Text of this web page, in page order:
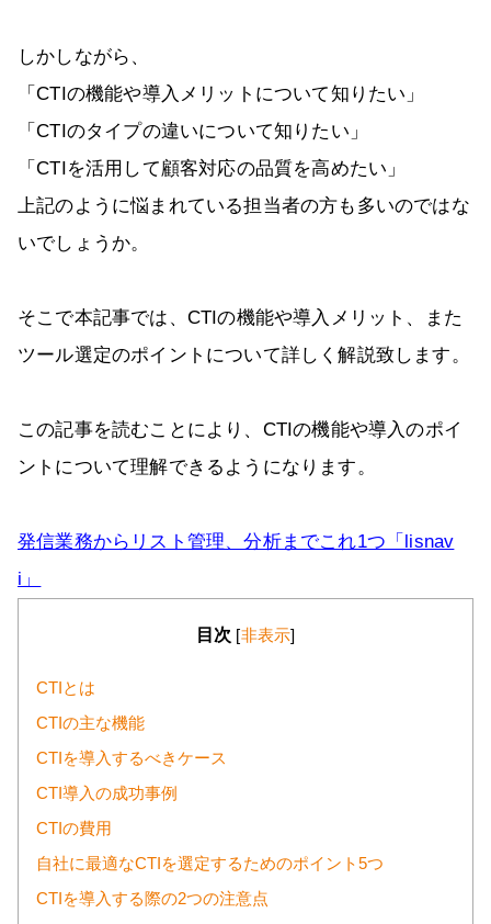
しかしながら、
「CTIの機能や導入メリットについて知りたい」
「CTIのタイプの違いについて知りたい」
「CTIを活用して顧客対応の品質を高めたい」
上記のように悩まれている担当者の方も多いのではな
いでしょうか。
そこで本記事では、CTIの機能や導入メリット、また
ツール選定のポイントについて詳しく解説致します。
この記事を読むことにより、CTIの機能や導入のポイ
ントについて理解できるようになります。
発信業務からリスト管理、分析までこれ1つ「lisnav
i」
目次 [非表示]
CTIとは
CTIの主な機能
CTIを導入するべきケース
CTI導入の成功事例
CTIの費用
自社に最適なCTIを選定するためのポイント5つ
CTIを導入する際の2つの注意点